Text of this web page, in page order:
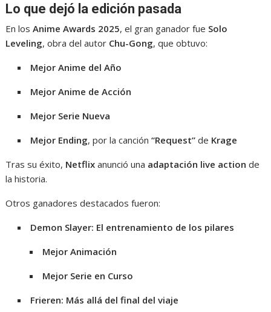
Lo que dejó la edición pasada
En losAnime Awards 2025, el gran ganador fue Solo
Leveling, obra del autor Chu-Gong, que obtuvo:
Mejor Anime del Año
Mejor Anime de Acción
Mejor Serie Nueva
Mejor Ending, por la canción“Request” de Krage
Tras su éxito, Netflix anunció una adaptación live action de
la historia.
Otros ganadores destacados fueron:
Demon Slayer: El entrenamiento de los pilares
Mejor Animación
Mejor Serie en Curso
Frieren: Más allá del final del viaje